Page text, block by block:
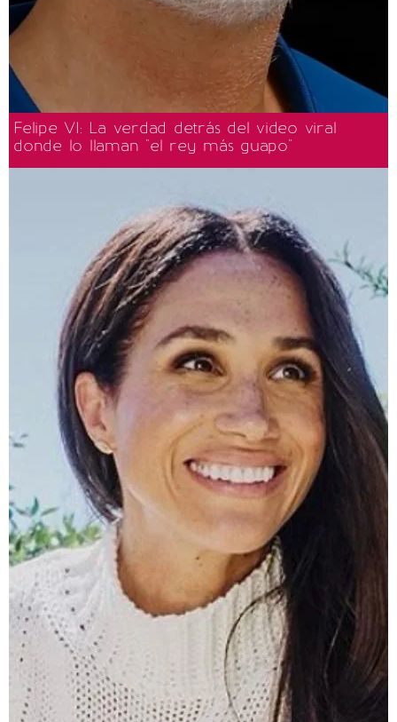
Felipe VI: La verdad detrás del video viral
donde lo llaman "el rey más guapo"